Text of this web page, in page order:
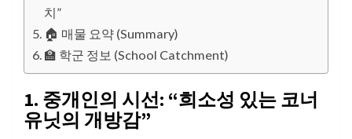
치”
🏠 매물 요약 (Summary)
🏫 학군 정보 (School Catchment)
1. 중개인의 시선: “희소성 있는 코너
유닛의 개방감”